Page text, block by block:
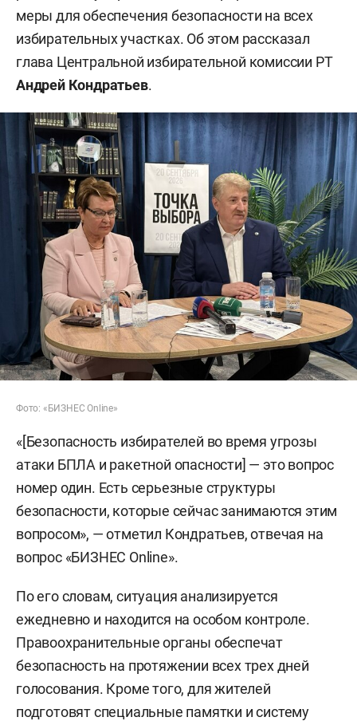
меры для обеспечения безопасности на всех
избирательных участках. Об этом рассказал
глава Центральной избирательной комиссии РТ
Андрей Кондратьев.
Фото: «БИЗНЕС Online»
«[Безопасность избирателей во время угрозы
атаки БПЛА и ракетной опасности] — это вопрос
номер один. Есть серьезные структуры
безопасности, которые сейчас занимаются этим
вопросом», — отметил Кондратьев, отвечая на
вопрос «БИЗНЕС Online».
По его словам, ситуация анализируется
ежедневно и находится на особом контроле.
Правоохранительные органы обеспечат
безопасность на протяжении всех трех дней
голосования. Кроме того, для жителей
подготовят специальные памятки и систему